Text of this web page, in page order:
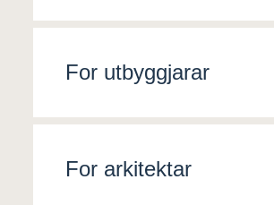
For utbyggjarar
For arkitektar